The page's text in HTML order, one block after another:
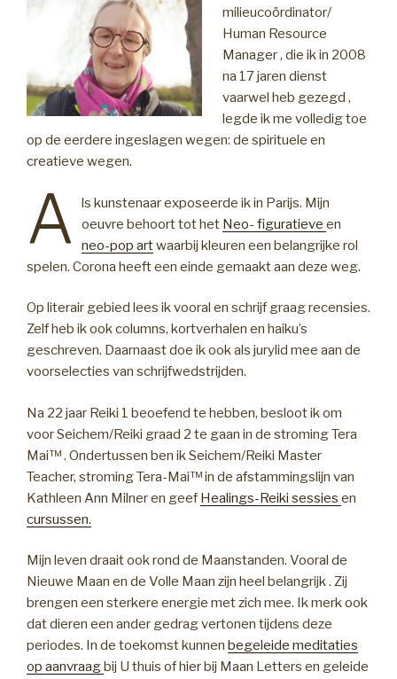
milieucoördinator/
Human Resource
Manager , die ik in 2008
na 17 jaren dienst
vaarwel heb gezegd ,
legde ik me volledig toe
op de eerdere ingeslagen wegen: de spirituele en
creatieve wegen.
A
ls kunstenaar exposeerde ik in Parijs. Mijn
oeuvre behoort tot het Neo- figuratieve en
neo-pop artwaarbij kleuren een belangrijke rol
spelen. Corona heeft een einde gemaakt aan deze weg.
Op literair gebied lees ik vooral en schrijf graag recensies.
Zelf heb ik ook columns, kortverhalen en haiku’s
geschreven. Daarnaast doe ik ook als jurylid mee aan de
voorselecties van schrijfwedstrijden.
Na 22 jaar Reiki 1 beoefend te hebben, besloot ik om
voor Seichem/Reiki graad 2 te gaan in de stroming Tera
Mai™ . Ondertussen ben ik Seichem/Reiki Master
Teacher, stroming Tera-Mai™ in de afstammingslijn van
Kathleen Ann Milner en geef Healings-Reiki sessies en
cursussen.
Mijn leven draait ook rond de Maanstanden. Vooral de
Nieuwe Maan en de Volle Maan zijn heel belangrijk . Zij
brengen een sterkere energie met zich mee. Ik merk ook
dat dieren een ander gedrag vertonen tijdens deze
periodes. In de toekomst kunnen begeleide meditaties
op aanvraagbij U thuis of hier bij Maan Letters en geleide